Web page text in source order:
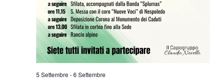
5 Settembre -6 Settembre